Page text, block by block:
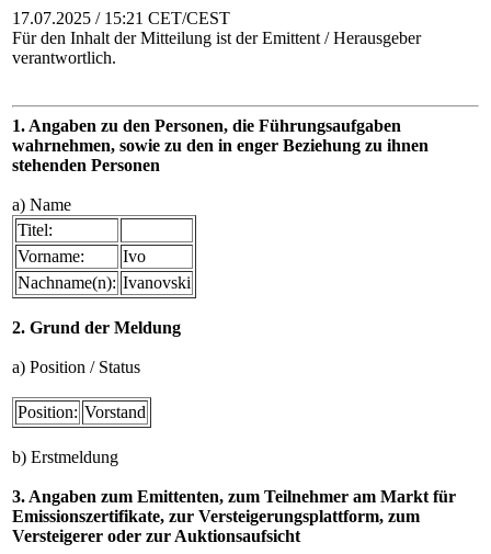
17.07.2025 / 15:21 CET/CEST
Für den Inhalt der Mitteilung ist der Emittent / Herausgeber
verantwortlich.
1. Angaben zu den Personen, die Führungsaufgaben
wahrnehmen, sowie zu den in enger Beziehung zu ihnen
stehenden Personen
a) Name
Titel:
Vorname:
Ivo
Nachname(n): Ivanovski
2. Grund der Meldung
a) Position / Status
Position: Vorstand
b) Erstmeldung
3. Angaben zum Emittenten, zum Teilnehmer am Markt für
Emissionszertifikate, zur Versteigerungsplattform, zum
Versteigerer oder zur Auktionsaufsicht